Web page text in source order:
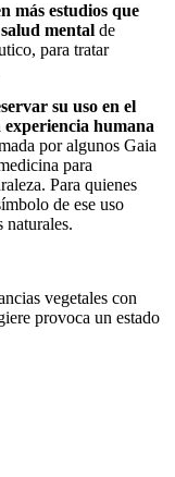
más estudios que
mental de
para tratar
su uso en el
experiencia humana
por algunos Gaia
para
Para quienes
de ese uso
naturales.
vegetales con
provoca un estado